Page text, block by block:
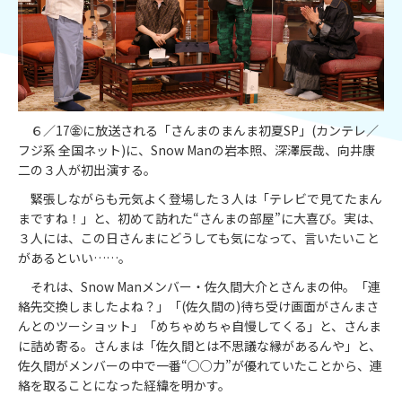
６／17㊎に放送される「さんまのまんま初夏SP」(カンテレ／
フジ系 全国ネット)に、Snow Manの岩本照、深澤辰哉、向井康
二の３人が初出演する。
緊張しながらも元気よく登場した３人は「テレビで見てたまん
まですね！」と、初めて訪れた“さんまの部屋”に大喜び。実は、
３人には、この日さんまにどうしても気になって、言いたいこと
があるといい……。
それは、Snow Manメンバー・佐久間大介とさんまの仲。「連
絡先交換しましたよね？」「(佐久間の)待ち受け画面がさんまさ
んとのツーショット」「めちゃめちゃ自慢してくる」と、さんま
に詰め寄る。さんまは「佐久間とは不思議な縁があるんや」と、
佐久間がメンバーの中で一番“○○力”が優れていたことから、連
絡を取ることになった経緯を明かす。